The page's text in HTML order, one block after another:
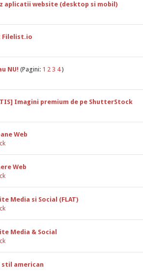
aplicatii website (desktop si mobil)
0 Vot(uri) - 0 din 5 în Medie
1 2
Filelist.io
NU! (Pagini: 1 2 3 4 )
Imagini premium de pe ShutterStock
0 Vot(uri) - 0 din 5 în Medie
1 234 5
Web
Web
Media si Social (FLAT)0 Vot(uri) - 0 din 5 în Medie
Media & Social
stil american